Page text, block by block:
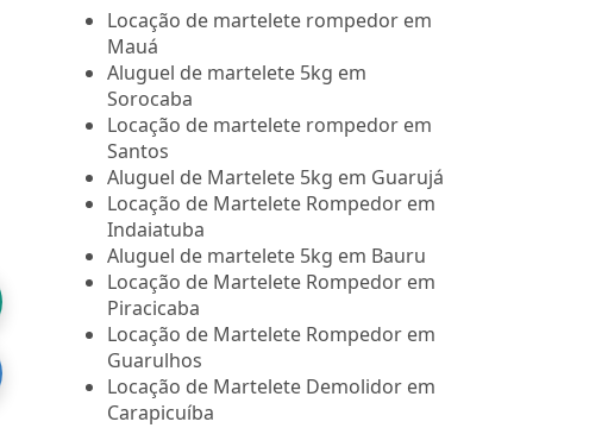
Locação de martelete rompedor em
Mauá
Aluguel de martelete 5kg em
Sorocaba
Locação de martelete rompedor em
Santos
Aluguel de Martelete 5kg em Guarujá
Locação de Martelete Rompedor em
Indaiatuba
Aluguel de martelete 5kg em Bauru
Locação de Martelete Rompedor em
Piracicaba
Locação de Martelete Rompedor em
Guarulhos
Locação de Martelete Demolidor em
Carapicuíba